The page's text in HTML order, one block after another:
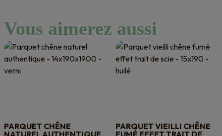
Vous aimerez aussi
PARQUET CHÊNE
NATUREL AUTHENTIQUE
PARQUET VIEILLI CHÊNE
FUMÉ EFFET TRAIT DE